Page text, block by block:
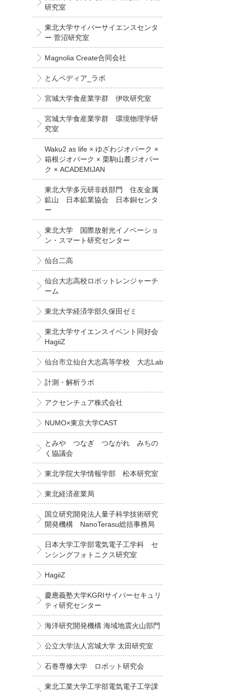
研究室
東北大学サイバーサイエンスセンタ
ー 菅沼研究室
Magnolia Create合同会社
とんペディア_ラボ
宮城大学食産業学群 伊吹研究室
宮城大学食産業学群 環境物理学研
究室
Waku2 as life × ゆざわジオパーク ×
箱根ジオパーク × 栗駒山麓ジオパー
ク × ACADEMIJAN
東北大学多元研非鉄部門 住友金属
鉱山 日本鉱業協会 日本銅センタ
ー
東北大学 国際放射光イノベーショ
ン・スマート研究センター
仙台二高
仙台大志高校ロボットレンジャーチ
ーム
東北大学経済学部久保田ゼミ
東北大学サイエンスイベント同好会
HagiiZ
仙台市立仙台大志高等学校 大志Lab
計測・解析ラボ
アクセンチュア株式会社
NUMO×東京大学CAST
とみや つなぎ つながれ みちの
く協議会
東北学院大学情報学部 松本研究室
東北経済産業局
国立研究開発法人量子科学技術研究
開発機構 NanoTerasu総括事務局
日本大学工学部電気電子工学科 セ
ンシングフォトニクス研究室
HagiiZ
慶應義塾大学KGRIサイバーセキュリ
ティ研究センター
海洋研究開発機構 海域地震火山部門
公立大学法人宮城大学 太田研究室
石巻専修大学 ロボット研究会
東北工業大学工学部電気電子工学課